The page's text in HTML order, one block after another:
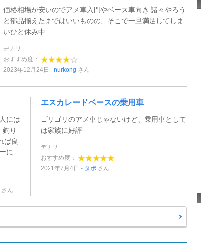
価格相場が安いのでアメ車入門やベース車向き 諸々やろう
と部品揃えたまではいいものの、そこで一旦満足してしま
いひと休み中
デナリ
おすすめ度：
2023年12月24日
nurkong さん
には
釣り
ば良
に...
さん
エスカレードベースの乗用車
ゴリゴリのアメ車じゃないけど、乗用車として
は家族に好評
デナリ
おすすめ度：
2021年7月4日
タポ さん